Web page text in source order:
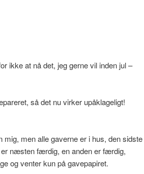
ikke at nå det, jeg gerne vil inden jul –
så det nu virker upåklageligt!
men alle gaverne er i hus, den sidste
næsten færdig, en anden er færdig,
og venter kun på gavepapiret.